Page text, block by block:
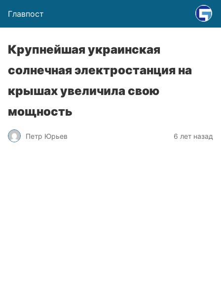
Главпост
Крупнейшая украинская
солнечная электростанция на
крышах увеличила свою
мощность
Петр Юрьев 6 лет назад